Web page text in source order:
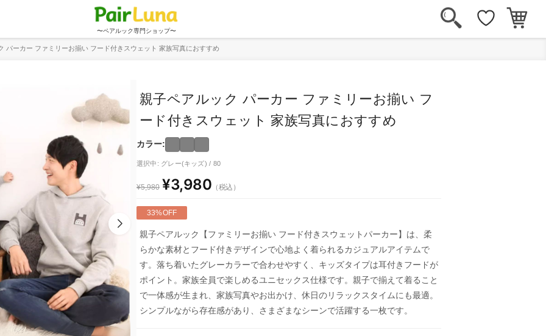
〜ペアルック専門ショップ〜
パーカー ファミリーお揃い フード付きスウェット 家族写真におすすめ
親子ペアルック パーカー ファミリーお揃い フ
ード付きスウェット 家族写真におすすめ
カラー:
選択中: グレー(キッズ) / 80
¥5,980 ¥3,980 （税込）
33%OFF
親子ペアルック【ファミリーお揃い フード付きスウェットパーカー】は、柔
らかな素材とフード付きデザインで心地よく着られるカジュアルアイテムで
す。落ち着いたグレーカラーで合わせやすく、キッズタイプは耳付きフードが
ポイント。家族全員で楽しめるユニセックス仕様です。親子で揃えて着ること
で一体感が生まれ、家族写真やお出かけ、休日のリラックスタイムにも最適。
シンプルながら存在感があり、さまざまなシーンで活躍する一枚です。